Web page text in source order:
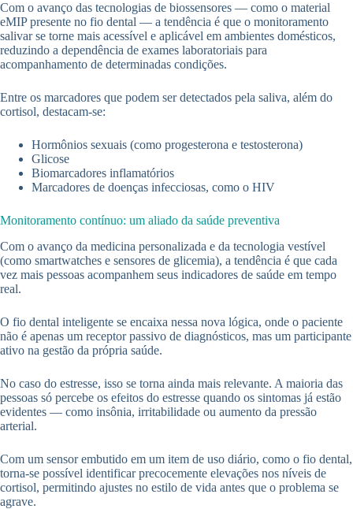
Com o avanço das tecnologias de biossensores — como o material
eMIP presente no fio dental — a tendência é que o monitoramento
salivar se torne mais acessível e aplicável em ambientes domésticos,
reduzindo a dependência de exames laboratoriais para
acompanhamento de determinadas condições.
Entre os marcadores que podem ser detectados pela saliva, além do
cortisol, destacam-se:
Hormônios sexuais (como progesterona e testosterona)
Glicose
Biomarcadores inflamatórios
Marcadores de doenças infecciosas, como o HIV
Monitoramento contínuo: um aliado da saúde preventiva
Com o avanço da medicina personalizada e da tecnologia vestível
(como smartwatches e sensores de glicemia), a tendência é que cada
vez mais pessoas acompanhem seus indicadores de saúde em tempo
real.
O fio dental inteligente se encaixa nessa nova lógica, onde o paciente
não é apenas um receptor passivo de diagnósticos, mas um participante
ativo na gestão da própria saúde.
No caso do estresse, isso se torna ainda mais relevante. A maioria das
pessoas só percebe os efeitos do estresse quando os sintomas já estão
evidentes — como insônia, irritabilidade ou aumento da pressão
arterial.
Com um sensor embutido em um item de uso diário, como o fio dental,
torna-se possível identificar precocemente elevações nos níveis de
cortisol, permitindo ajustes no estilo de vida antes que o problema se
agrave.